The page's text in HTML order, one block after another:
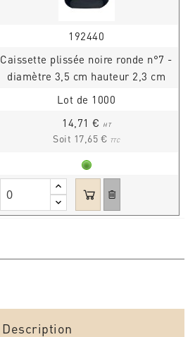
192440
Caissette plissée noire ronde n°7 -
diamètre 3,5 cm hauteur 2,3 cm
Lot de 1000
14,71 € HT
Soit 17,65 € TTC
Description